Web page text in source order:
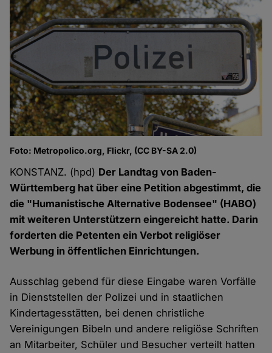
Foto: Metropolico.org, Flickr, (CC BY-SA 2.0)
KONSTANZ. (hpd) Der Landtag von Baden-
Württemberg hat über eine Petition abgestimmt, die
die "Humanistische Alternative Bodensee" (HABO)
mit weiteren Unterstützern eingereicht hatte. Darin
forderten die Petenten ein Verbot religiöser
Werbung in öffentlichen Einrichtungen.
Ausschlag gebend für diese Eingabe waren Vorfälle
in Dienststellen der Polizei und in staatlichen
Kindertagesstätten, bei denen christliche
Vereinigungen Bibeln und andere religiöse Schriften
an Mitarbeiter, Schüler und Besucher verteilt hatten